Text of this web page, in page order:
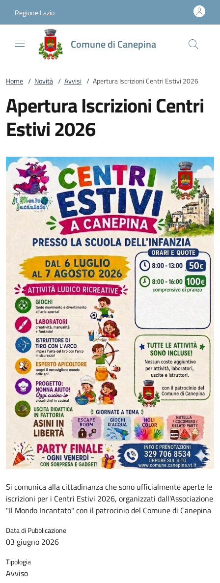
Regione Lazio
Comune di Canepina
Home / Novità / Avvisi / Apertura Iscrizioni Centri Estivi 2026
Apertura Iscrizioni Centri
Estivi 2026
Si comunica alla cittadinanza che sono ufficialmente aperte le
iscrizioni per i Centri Estivi 2026, organizzati dall'Associazione
"Il Mondo Incantato" con il patrocinio del Comune di Canepina
Data di Pubblicazione
03 giugno 2026
Tipologia
Avviso